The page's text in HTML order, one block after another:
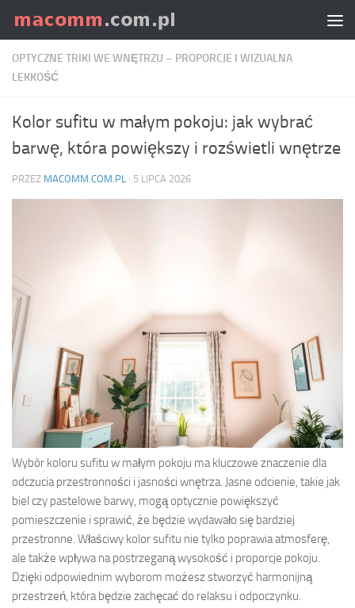
Skip to content
OPTYCZNE TRIKI WE WNĘTRZU – PROPORCJE I WIZUALNA
LEKKOŚĆ
Kolor sufitu w małym pokoju: jak wybrać
barwę, która powiększy i rozświetli wnętrze
PRZEZ MACOMM.COM.PL · 5 LIPCA 2026
Wybór koloru sufitu w małym pokoju ma kluczowe znaczenie dla
odczucia przestronności i jasności wnętrza. Jasne odcienie, takie jak
biel czy pastelowe barwy, mogą optycznie powiększyć
pomieszczenie i sprawić, że będzie wydawało się bardziej
przestronne. Właściwy kolor sufitu nie tylko poprawia atmosferę,
ale także wpływa na postrzeganą wysokość i proporcje pokoju.
Dzięki odpowiednim wyborom możesz stworzyć harmonijną
przestrzeń, która będzie zachęcać do relaksu i odpoczynku.